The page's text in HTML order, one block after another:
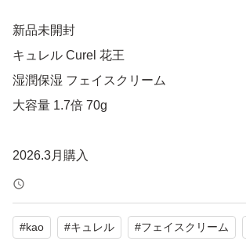
新品未開封
キュレル Curel 花王
湿潤保湿 フェイスクリーム
大容量 1.7倍 70g
2026.3月購入
定価 4950円
#kao #キュレル #フェイスクリーム